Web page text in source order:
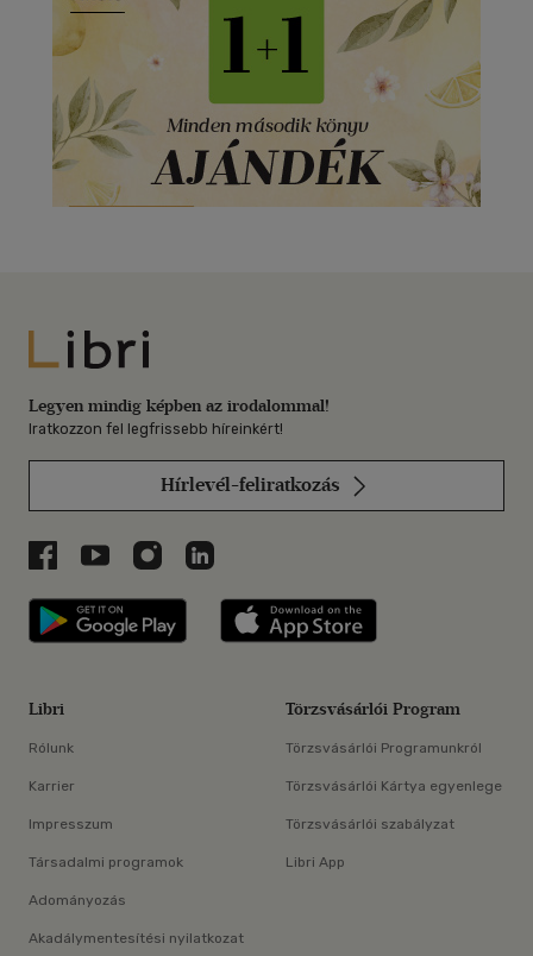
Libri
Legyen mindig képben az irodalommal!
Iratkozzon fel legfrissebb híreinkért!
Hírlevél-feliratkozás
Libri a Facebookon
Libri a Youtube-on
Libri az Instagramon
Libri a LinkedInen
Libri applikáció Szerezd meg: Google
Libri
Rólunk
Karrier
Impresszum
Társadalmi programok
Adományozás
Akadálymentesítési nyilatkozat
Törzsvásárlói Program
Törzsvásárlói Programunkról
Törzsvásárlói Kártya egyenlege
Törzsvásárlói szabályzat
Libri App